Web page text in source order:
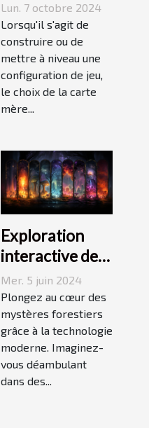
adaptée à vos
besoins de
gaming
Lun. 7 octobre 2024
Lorsqu'il s'agit de
construire ou de
mettre à niveau une
configuration de jeu,
le choix de la carte
mère...
Exploration
interactive des
forêts
enchantées :
une guide
complète sur
les applications
mobiles qui
Mer. 5 juin 2024
Plongez au cœur des
mystères forestiers
grâce à la technologie
moderne. Imaginez-
vous déambulant
dans des...